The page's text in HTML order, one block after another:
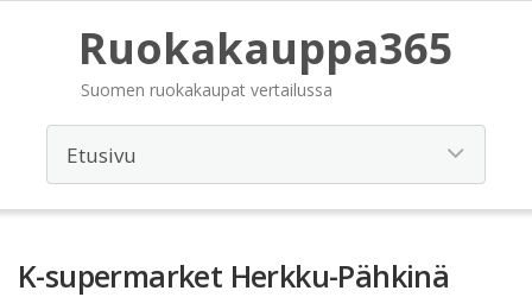
Ruokakauppa365
Suomen ruokakaupat vertailussa
K-supermarket Herkku-Pähkinä